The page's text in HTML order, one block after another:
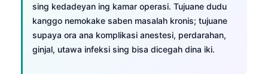
sing kedadeyan ing kamar operasi. Tujuane dudu
kanggo nemokake saben masalah kronis; tujuane
supaya ora ana komplikasi anestesi, perdarahan,
ginjal, utawa infeksi sing bisa dicegah dina iki.